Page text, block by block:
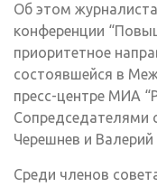
Об этом
конференции
приоритетное
состоявшейся в
пресс-центре МИА
Сопредседателями
Черешнев и
Среди членов